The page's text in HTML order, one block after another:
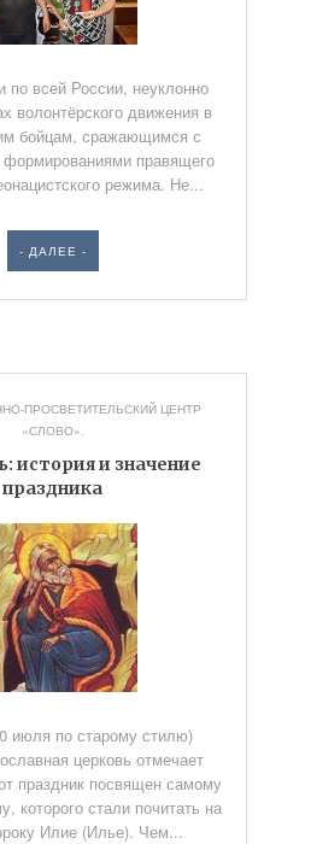
по всей России, неуклонно
волонтёрского движения в
бойцам, сражающимся с
правящего
режима. Не...
- ДАЛЕЕ -
ПРОСВЕТИТЕЛЬСКИЙ ЦЕНТР
«СЛОВО».
история и значение
праздника
июля по старому стилю)
церковь отмечает
праздник посвящен самому
которого стали почитать на
Илие (Илье). Чем...